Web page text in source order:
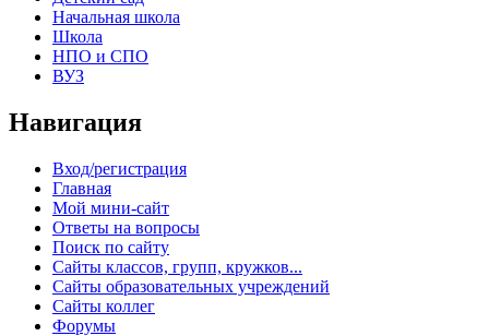
Начальная школа
Школа
НПО и СПО
ВУЗ
Навигация
Вход/регистрация
Главная
Мой мини-сайт
Ответы на вопросы
Поиск по сайту
Сайты классов, групп, кружков...
Сайты образовательных учреждений
Сайты коллег
Форумы